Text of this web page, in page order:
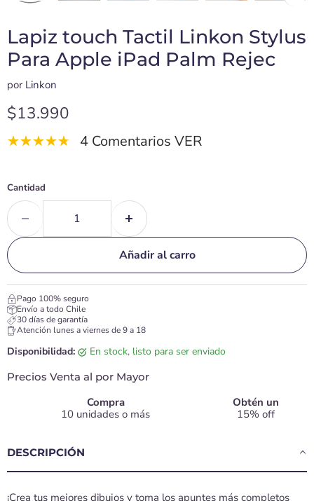
Lapiz touch Tactil Linkon Stylus
Para Apple iPad Palm Rejec
por Linkon
Precio actual
$13.990
4 Comentarios VER
Cantidad
Añadir al carro
Pago 100% seguro
Envío a todo Chile
30 días de garantía
Atención lunes a viernes de 9 a 18
Disponibilidad:
en stock, listo para ser enviado
Precios Venta al por Mayor
Compra
Obtén un
10 unidades o más
15% off
DESCRIPCIÓN
¡Crea tus mejores dibujos y toma los apuntes más completos